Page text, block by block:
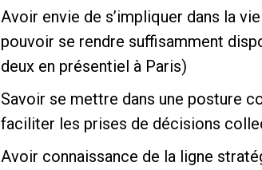
Avoir envie de s’impliquer dans la
pouvoir se rendre suffisamment
deux en présentiel à Paris)
Savoir se mettre dans une posture
faciliter les prises de décisions
Avoir connaissance de la ligne